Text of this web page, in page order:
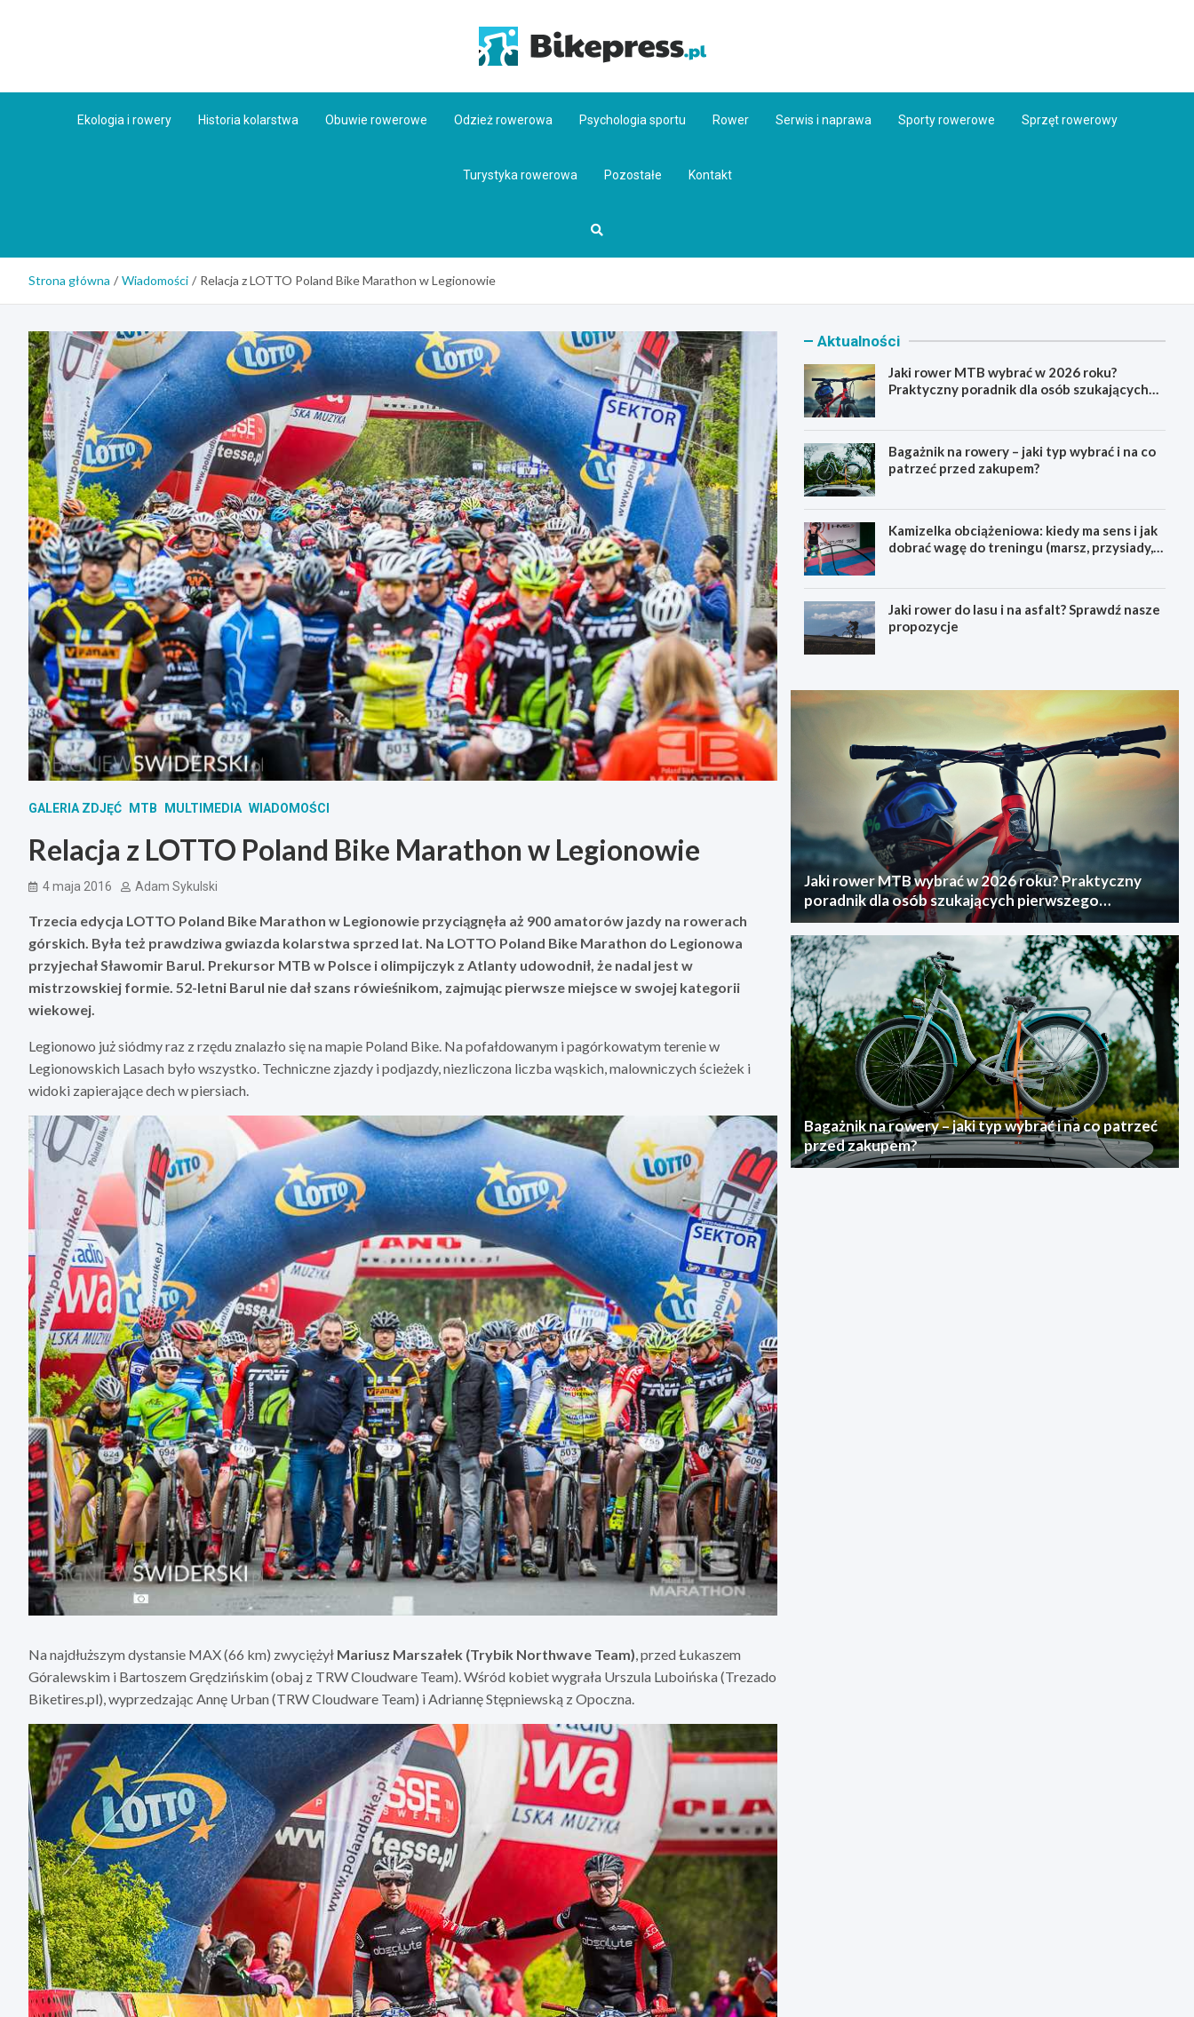
Ekologia i rowery Historia kolarstwa Obuwie rowerowe Odzież rowerowa Psychologia sportu Rower Serwis i naprawa Sporty rowerowe Sprzęt rowerowy
Turystyka rowerowa Pozostałe Kontakt
Strona główna Wiadomości Relacja z LOTTO Poland Bike Marathon w Legionowie
GALERIA ZDJĘĆ MTB MULTIMEDIA WIADOMOŚCI
Relacja z LOTTO Poland Bike Marathon w Legionowie
4 maja 2016 Adam Sykulski
Trzecia edycja LOTTO Poland Bike Marathon w Legionowie przyciągnęła aż 900 amatorów jazdy na rowerach
górskich. Była też prawdziwa gwiazda kolarstwa sprzed lat. Na LOTTO Poland Bike Marathon do Legionowa
przyjechał Sławomir Barul. Prekursor MTB w Polsce i olimpijczyk z Atlanty udowodnił, że nadal jest w
mistrzowskiej formie. 52-letni Barul nie dał szans rówieśnikom, zajmując pierwsze miejsce w swojej kategorii
wiekowej.
Legionowo już siódmy raz z rzędu znalazło się na mapie Poland Bike. Na pofałdowanym i pagórkowatym terenie w
Legionowskich Lasach było wszystko. Techniczne zjazdy i podjazdy, niezliczona liczba wąskich, malowniczych ścieżek i
widoki zapierające dech w piersiach.
Na najdłuższym dystansie MAX (66 km) zwyciężył Mariusz Marszałek (Trybik Northwave Team) , przed Łukaszem
Góralewskim i Bartoszem Grędzińskim (obaj z TRW Cloudware Team). Wśród kobiet wygrała Urszula Luboińska (Trezado
Biketires.pl), wyprzedzając Annę Urban (TRW Cloudware Team) i Adriannę Stępniewską z Opoczna.
Aktualności
Jaki rower MTB wybrać w 2026 roku?
Praktyczny poradnik dla osób szukających
Bagażnik na rowery – jaki typ wybrać i na co
patrzeć przed zakupem?
Kamizelka obciążeniowa: kiedy ma sens i jak
dobrać wagę do treningu (marsz, przysiady,
Jaki rower do lasu i na asfalt? Sprawdź nasze
propozycje
Jaki rower MTB wybrać w 2026 roku? Praktyczny
poradnik dla osób szukających pierwszego
górskiego roweru
Bagażnik na rowery – jaki typ wybrać i na co patrzeć
przed zakupem?